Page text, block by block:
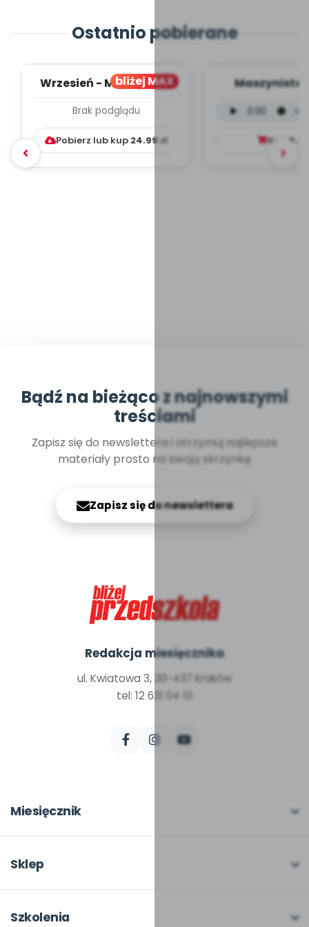
Ostatnio pobierane
bliżej MAX
Wrzesień - MIESIĘCZNY
WYCHOWAWCZO –
DYDAKTYC...
Brak podglądu
Pobierz lub kup 24.99zł
Maszynista
mp3)
Kup 9.99
Bądź na bieżąco z najnowszymi
treściami
Zapisz się do newslettera i otrzymuj najlepsze
materiały prosto na swoją skrzynkę
Zapisz się do newslettera
Redakcja miesięcznika
ul. Kwiatowa 3, 30-437 Kraków
tel: 12 631 04 10
Miesięcznik
W numerze
Pomoce dydaktyczne
Sklep
Moje zakupy
Szkolenia